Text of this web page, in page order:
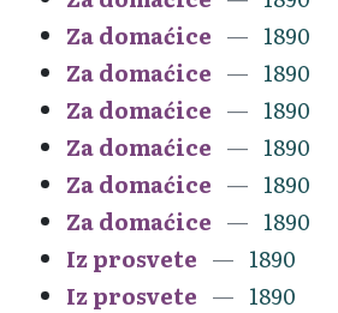
Za domaćice
1890
Za domaćice
1890
Za domaćice
1890
Za domaćice
1890
Za domaćice
1890
Za domaćice
1890
Iz prosvete
1890
Iz prosvete
1890